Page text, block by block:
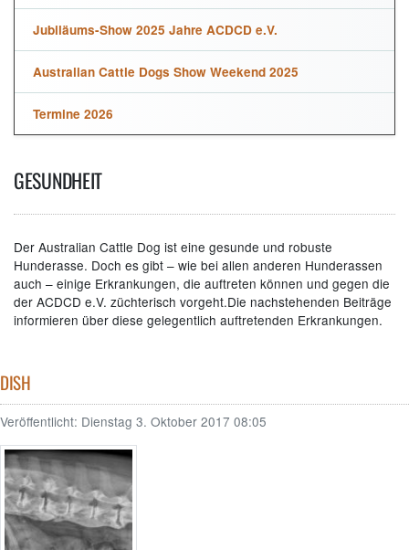
Jubiläums-Show 2025 Jahre ACDCD e.V.
Australian Cattle Dogs Show Weekend 2025
Termine 2026
GESUNDHEIT
Der Australian Cattle Dog ist eine gesunde und robuste
Hunderasse. Doch es gibt – wie bei allen anderen Hunderassen
auch – einige Erkrankungen, die auftreten können und gegen die
der ACDCD e.V. züchterisch vorgeht.Die nachstehenden Beiträge
informieren über diese gelegentlich auftretenden Erkrankungen.
DISH
Veröffentlicht: Dienstag 3. Oktober 2017 08:05